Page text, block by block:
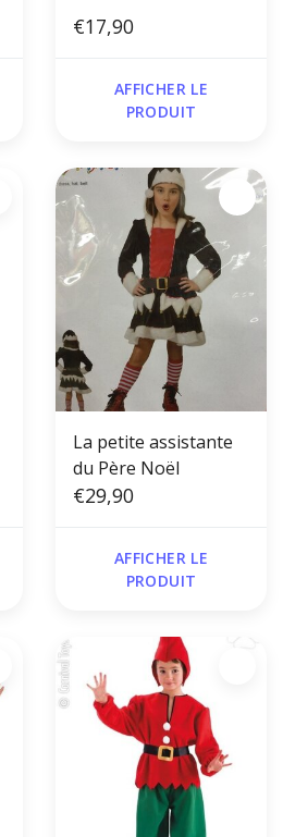
€17,90
AFFICHER LE
PRODUIT
La petite assistante
du Père Noël
€29,90
AFFICHER LE
PRODUIT